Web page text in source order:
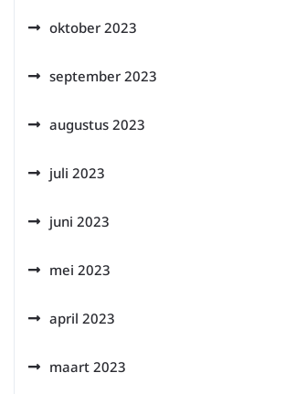
oktober 2023
september 2023
augustus 2023
juli 2023
juni 2023
mei 2023
april 2023
maart 2023